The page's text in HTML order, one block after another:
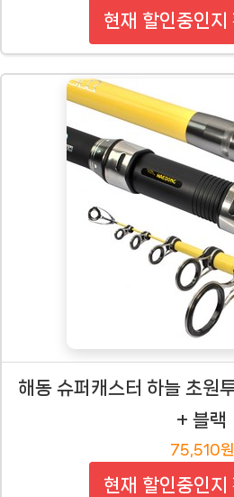
현재 할인중인지
해동 슈퍼캐스터 하늘 초원
+ 블랙
75,510원
현재 할인중인지